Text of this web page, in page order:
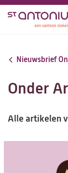
Overslaan
inhoud
Nieuwsbrief
Onder
Alle artikelen